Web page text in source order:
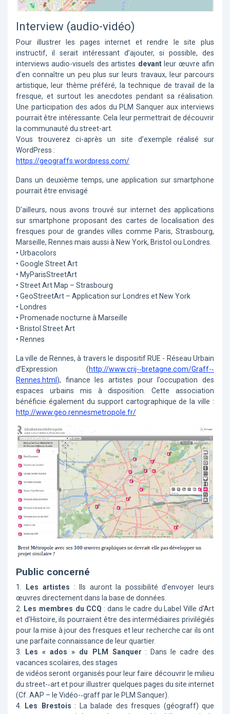
Interview (audio-vidéo)
Pour illustrer les pages internet et rendre le site plus
instructif, il serait intéressant d’ajouter, si possible, des
interviews audio-visuels des artistes devantleur œuvre afin
d’en connaître un peu plus sur leurs travaux, leur parcours
artistique, leur thème préféré, la technique de travail de la
fresque, et surtout les anecdotes pendant sa réalisation.
Une participation des ados du PLM Sanquer aux interviews
pourrait être intéressante. Cela leur permettrait de découvrir
la communauté du street-art.
Vous trouverez ci-après un site d’exemple réalisé sur
WordPress :
https://geograffs.wordpress.com/
Dans un deuxième temps, une application sur smartphone
pourrait être envisagé
D’ailleurs, nous avons trouvé sur internet des applications
sur smartphone proposant des cartes de localisation des
fresques pour de grandes villes comme Paris, Strasbourg,
Marseille, Rennes mais aussi à New York, Bristol ou Londres.
• Urbacolors
• Google Street Art
• MyParisStreetArt
• Street Art Map – Strasbourg
• GeoStreetArt – Application sur Londres et New York
• Londres
• Promenade nocturne à Marseille
• Bristol Street Art
• Rennes
La ville de Rennes, à travers le dispositif RUE -­ Réseau Urbain
d’Expression (http://www.crij-­‐bretagne.com/Graff-­‐
Rennes.html ), finance les artistes pour l’occupation des
espaces urbains mis à disposition. Cette association
bénéficie également du support cartographique de la ville :
http://www.geo.rennesmetropole.fr/
Public concerné
1. Les artistes : Ils auront la possibilité d’envoyer leurs
œuvres directement dans la base de données.
2.
Les membres du CCQ : dans le cadre du Label Ville d’Art
et d’Histoire, ils pourraient être des intermédiaires privilégiés
pour la mise à jour des fresques et leur recherche car ils ont
une parfaite connaissance de leur quartier.
3.
Les « ados » du PLM Sanquer : Dans le cadre des
vacances scolaires, des stages
de vidéos seront organisés pour leur faire découvrir le milieu
du street-­‐art et pour illustrer quelques pages du site internet
(Cf. AAP – le Vidéo-­‐graff par le PLM Sanquer).
4.
Les Brestois : La balade des fresques (géograff) que